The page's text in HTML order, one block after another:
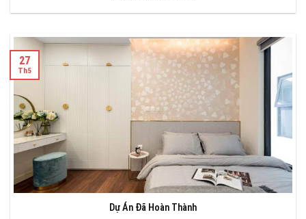
Dự Án Đã Hoàn Thành
27
Th5